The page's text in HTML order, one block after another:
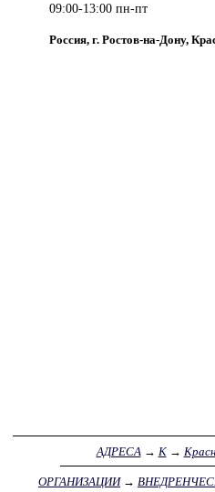
09:00-13:00 пн-пт
Россия, г. Ростов-на-Дону,
АДРЕСА → К→
ОРГАНИЗАЦИИ→